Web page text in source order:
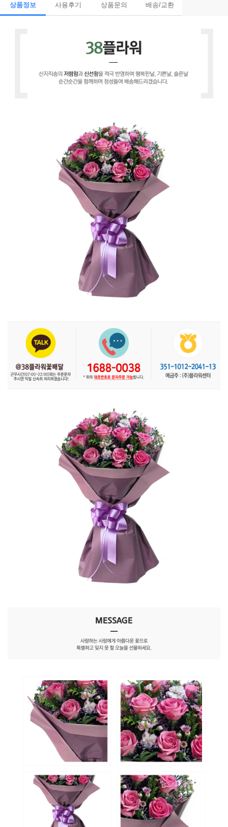
상품정보 사용후기 상품문의 배송/교환